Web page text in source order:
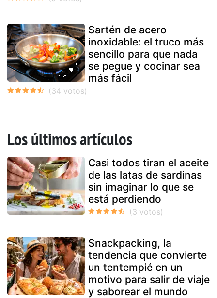
Sartén de acero
inoxidable: el truco más
sencillo para que nada
se pegue y cocinar sea
más fácil
Los últimos artículos
Casi todos tiran el aceite
de las latas de sardinas
sin imaginar lo que se
está perdiendo
Snackpacking, la
tendencia que convierte
un tentempié en un
motivo para salir de viaje
y saborear el mundo